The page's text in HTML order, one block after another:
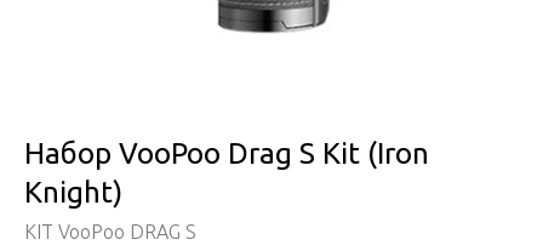
Набор VooPoo Drag S Kit (Iron
Knight)
KIT VooPoo DRAG S